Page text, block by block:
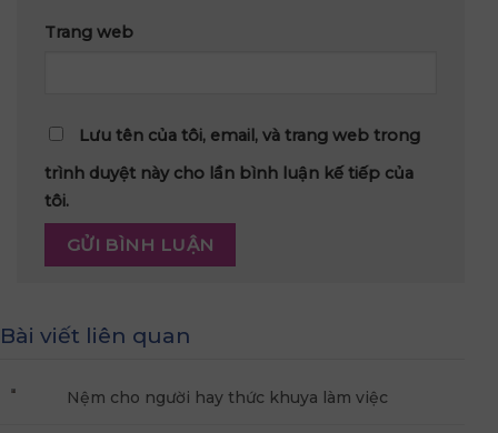
Trang web
Lưu tên của tôi, email, và trang web trong
trình duyệt này cho lần bình luận kế tiếp của
tôi.
Bài viết liên quan
Nệm cho người hay thức khuya làm việc